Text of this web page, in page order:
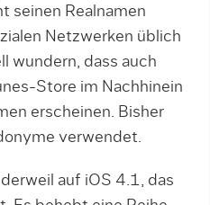
seinen Realnamen
Netzwerken üblich
wundern, dass auch
Store im Nachhinein
erscheinen. Bisher
verwendet.
derweil auf iOS 4.1, das